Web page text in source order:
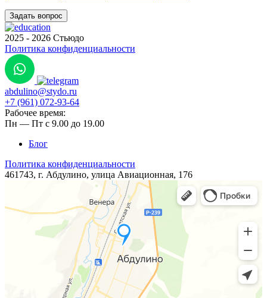
2025 - 2026 Стьюдо
Политика конфиденциальности
abdulino@stydo.ru
+7 (961) 072-93-64
Рабочее время:
Пн — Пт с 9.00 до 19.00
Блог
Политика конфиденциальности
461743, г. Абдулино, ​​улица ​Авиационная, 176